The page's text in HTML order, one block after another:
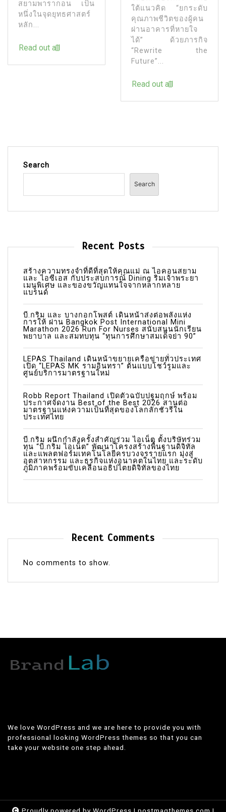
สยามพารากอน เป็น
หนึ่งในจุดยุทธศาสตร์
หลัก...
Read out all
ใต้แนวคิด “ยกระดับ
คุณภาพชีวิตของผู้คน
ผ่านอาคารที่หายใจ
ได้” ด้วยภารกิจ
“Rewrite the
Future”...
Read out all
Search
Search
Recent Posts
สร้างความทรงจำที่ดีที่สุดให้คุณแม่ ณ ไอคอนสยาม
และ ไอซีเอส กับประสบการณ์ Dining ริมเจ้าพระยา
เมนูพิเศษ และของขวัญแทนใจจากหลากหลาย
แบรนด์
บี.กริม และ บางกอกโพสต์ เดินหน้าส่งต่อพลังแห่ง
การให้ ผ่าน Bangkok Post International Mini
Marathon 2026 Run For Nurses สนับสนุนนักเรียน
พยาบาล และสมทบทุน “ทุนการศึกษาสมเด็จย่า 90”
LEPAS Thailand เดินหน้าขยายเครือข่ายทั่วประเทศ
เปิด “LEPAS MK รามอินทรา” ต้นแบบโชว์รูมและ
ศูนย์บริการมาตรฐานใหม่
Robb Report Thailand เปิดตัวฉบับปฐมฤกษ์ พร้อม
ประกาศจัดงาน Best of the Best 2026 สานต่อ
มาตรฐานแห่งความเป็นที่สุดของโลกลักชัวรีใน
ประเทศไทย
บี.กริม ผนึกกำลังครั้งสำคัญร่วม ไอเน็ต ตั้งบริษัทร่วม
ทุน “บี.กริม ไอเน็ต” พัฒนาโครงสร้างพื้นฐานดิจิทัล
และแพลตฟอร์มเทคโนโลยีครบวงจรรายแรก มุ่งสู่
อุตสาหกรรม และธุรกิจแห่งอนาคตในไทย และระดับ
ภูมิภาคพร้อมขับเคลื่อนอธิปไตยดิจิทัลของไทย
Recent Comments
No comments to show.
We love WordPress and we are here to provide you with
professional looking WordPress themes so that you can
take your website one step ahead.